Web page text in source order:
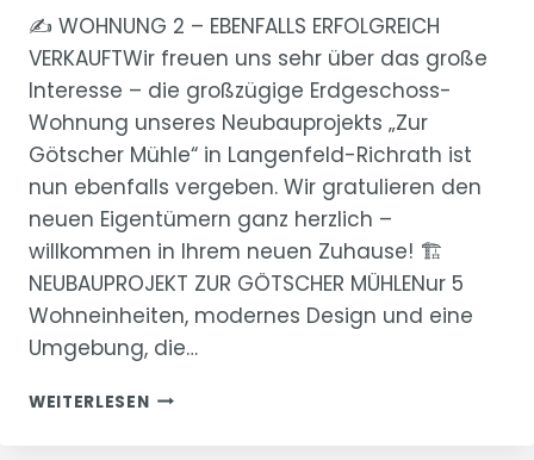
✍ WOHNUNG 2 – EBENFALLS ERFOLGREICH
VERKAUFTWir freuen uns sehr über das große
Interesse – die großzügige Erdgeschoss-
Wohnung unseres Neubauprojekts „Zur
Götscher Mühle“ in Langenfeld-Richrath ist
nun ebenfalls vergeben. Wir gratulieren den
neuen Eigentümern ganz herzlich –
willkommen in Ihrem neuen Zuhause! 🏗
NEUBAUPROJEKT ZUR GÖTSCHER MÜHLENur 5
Wohneinheiten, modernes Design und eine
Umgebung, die…
WEITERLESEN“ZUR